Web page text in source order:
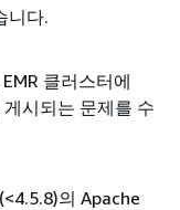
니다.
클러스터에
시되는 문제를 수
의 Apache